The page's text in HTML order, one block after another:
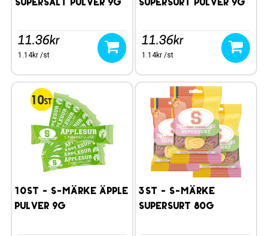
Supersalt pulver 9g
11.36kr
1.14kr /st
Supersurt pulver 9g
11.36kr
1.14kr /st
10st - S-märke Äpple
pulver 9G
3st - S-Märke
Supersurt 80g